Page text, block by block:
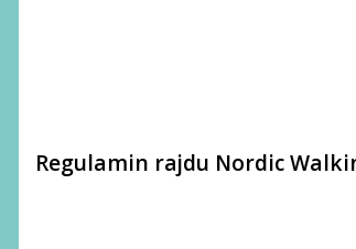
Regulamin rajdu Nordic